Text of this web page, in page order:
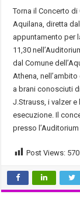
Torna il Concerto di
Aquilana, diretta
appuntamento per
11,30
dal Comune
Athena,
a brani conosciuti
J.Strauss, i valzer
esecuzione. Il
presso
Post Views: 570